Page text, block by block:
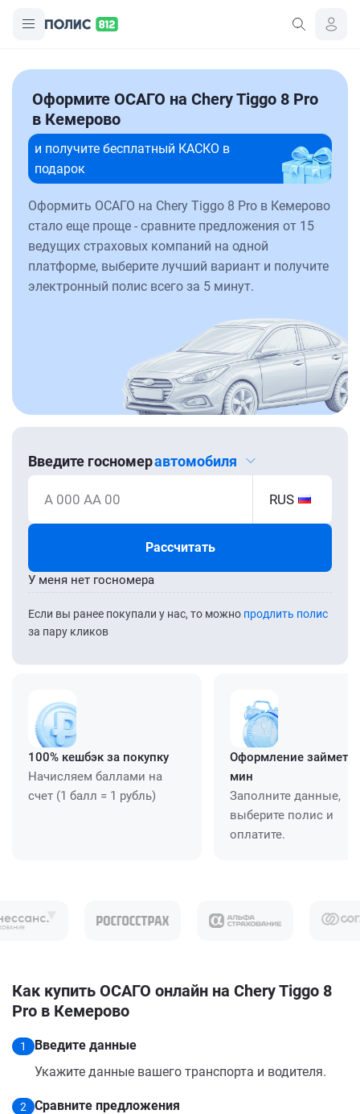
Оформите ОСАГО на Chery Tiggo 8 Pro
в Кемерово
и получите бесплатный КАСКО в
подарок
Оформить ОСАГО на Chery Tiggo 8 Pro в Кемерово
стало еще проще - сравните предложения от 15
ведущих страховых компаний на одной
платформе, выберите лучший вариант и получите
электронный полис всего за 5 минут.
Введите госномеравтомобиля
А 000 АА 00 RUS
Рассчитать
Если вы ранее покупали у нас, то можно продлить полис
за пару кликов
У меня нет госномера
100% кешбэк за покупку
Начисляем баллами на
счет (1 балл = 1 рубль)
Оформление займет
мин
Заполните данные,
выберите полис и
оплатите.
Как купить ОСАГО онлайн на Chery Tiggo 8
Pro в Кемерово
1
Введите данные
Укажите данные вашего транспорта и водителя.
2
Сравните предложения